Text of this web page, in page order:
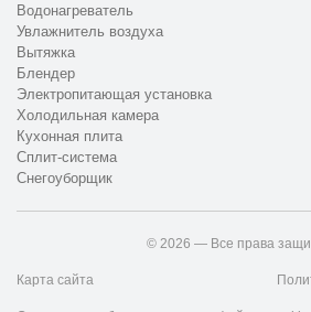
Водонагреватель
Увлажнитель воздуха
Вытяжка
Блендер
Электропитающая установка
Холодильная камера
Кухонная плита
Сплит-система
Снегоуборщик
© 2026 — Все права
Карта сайта